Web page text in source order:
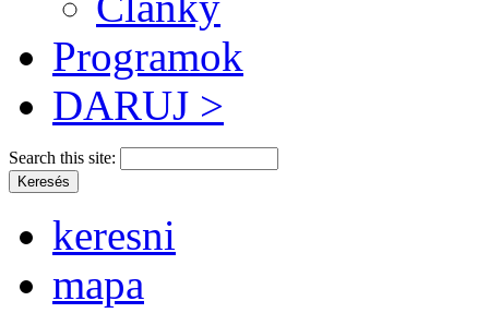
Programok
DARUJ >
Search this site:
keresni
mapa